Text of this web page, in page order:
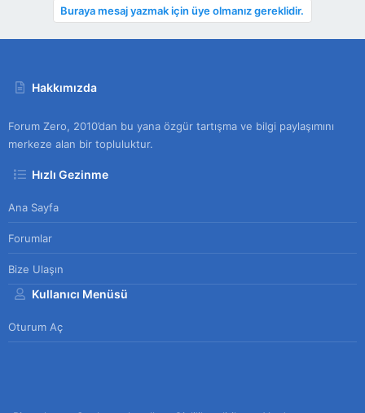
Buraya mesaj yazmak için üye olmanız gereklidir.
Hakkımızda
Forum Zero, 2010’dan bu yana özgür tartışma ve bilgi paylaşımını
merkeze alan bir topluluktur.
Hızlı Gezinme
Ana Sayfa
Forumlar
Bize Ulaşın
Kullanıcı Menüsü
Oturum Aç